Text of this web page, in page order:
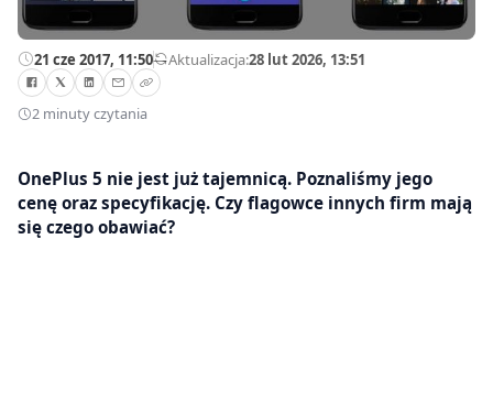
21 cze 2017, 11:50—Aktualizacja:28 lut 2026, 13:51
2 minuty czytania
OnePlus 5 nie jest już tajemnicą. Poznaliśmy jego
cenę oraz specyfikację. Czy flagowce innych firm mają
się czego obawiać?